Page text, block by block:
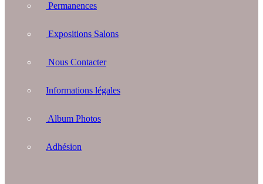
Permanences
Expositions Salons
Nous Contacter
Informations légales
Album Photos
Adhésion